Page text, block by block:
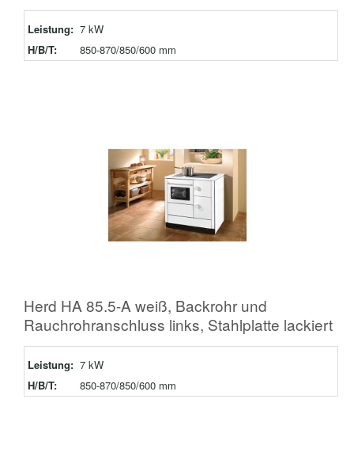
Leistung: 7 kW
H/B/T:
850-870/850/600 mm
Herd HA 85.5-A weiß, Backrohr und
Rauchrohranschluss links, Stahlplatte lackiert
Leistung: 7 kW
H/B/T:
850-870/850/600 mm